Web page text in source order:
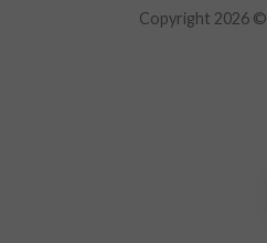
Copyright 2026 ©